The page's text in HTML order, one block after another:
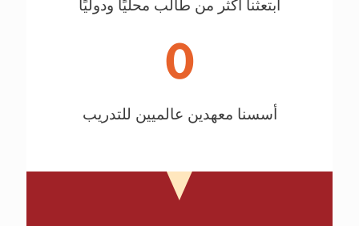
ابتعثنا أكثر من طالب محليًا ودوليًا
أسسنا معهدين عالميين للتدريب
0